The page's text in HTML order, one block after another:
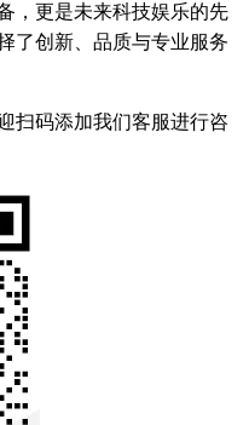
，更是未来科技娱乐的先
了创新、品质与专业服务
扫码添加我们客服进行咨